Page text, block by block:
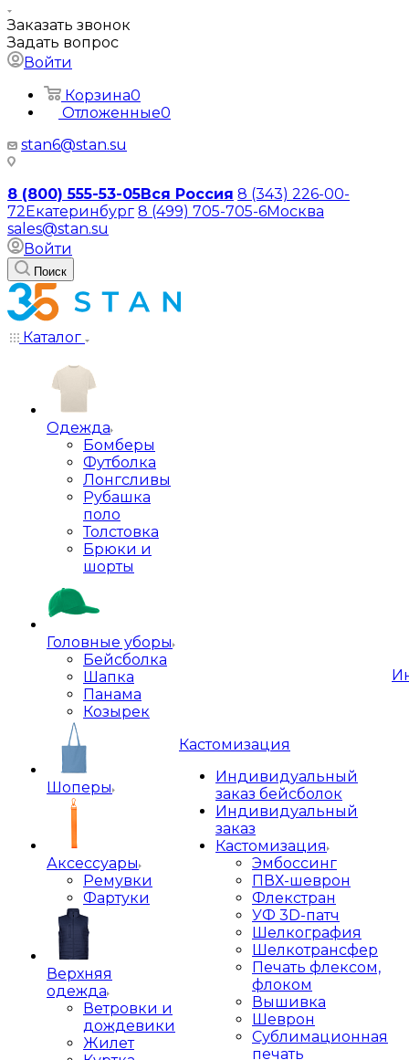
Заказать звонок
Задать вопрос
Войти
Корзина0
Отложенные0
stan6@stan.su
8 (800) 555-53-05Вся Россия 8 (343) 226-00-
72Екатеринбург 8 (499) 705-705-6Москва
sales@stan.su
Войти
Поиск
Каталог
Одежда
Бомберы
Футболка
Лонгсливы
Рубашка
поло
Толстовка
Брюки и
шорты
Головные уборы
Бейсболка
Шапка
Панама
Козырек
Шоперы
Аксессуары
Ремувки
Фартуки
Верхняя
одежда
Ветровки и
дождевики
Жилет
Кастомизация
Индивидуальный
заказ бейсболок
Индивидуальный
заказ
Кастомизация
Эмбоссинг
ПВХ-шеврон
Флекстран
УФ 3D-патч
Шелкография
Шелкотрансфер
Печать флексом,
флоком
Вышивка
Шеврон
Сублимационная
печать